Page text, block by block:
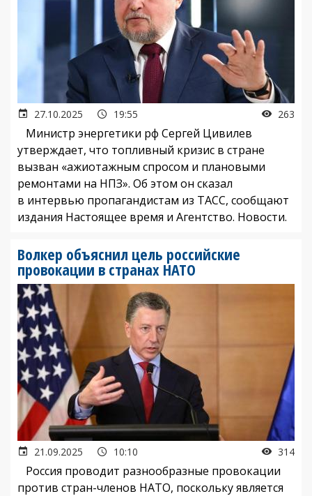
27.10.2025 19:55 263
Министр энергетики рф Сергей Цивилев
утверждает, что топливный кризис в стране
вызван «ажиотажным спросом и плановыми
ремонтами на НПЗ». Об этом он сказал
в интервью пропагандистам из ТАСС, сообщают
издания Настоящее время и Агентство. Новости.
Волкер объяснил цель российские
провокации в странах НАТО
21.09.2025 10:10 314
Россия проводит разнообразные провокации
против стран-членов НАТО, поскольку является